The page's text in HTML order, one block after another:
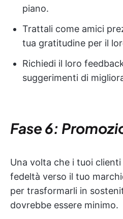
piano.
Trattali come amici
tua gratitudine per il
Richiedi il loro
suggerimenti di
Fase 6:
Una volta che i tuoi
fedeltà verso il tuo
per trasformarli in
dovrebbe essere minimo.